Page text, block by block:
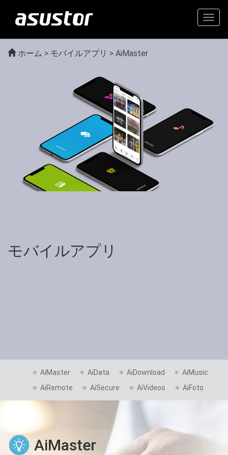
ホーム > モバイルアプリ > AiMaster
モバイルアプリ
AiMaster AiData AiDownload
AiMusic
AiRemote
AiSecure AiVideos AiFoto
AiMaster